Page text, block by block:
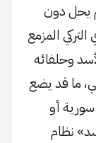
يحل دون
المزمع
وحلفائه
ما قد يضع
أو
نظام